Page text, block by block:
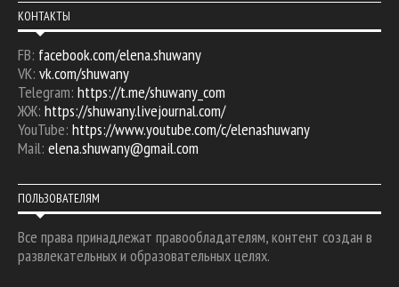
КОНТАКТЫ
FB: facebook.com/elena.shuwany
VK: vk.com/shuwany
Telegram: https://t.me/shuwany_com
ЖЖ: https://shuwany.livejournal.com/
YouTube: https://www.youtube.com/c/elenashuwany
Mail: elena.shuwany@gmail.com
ПОЛЬЗОВАТЕЛЯМ
Все права принадлежат правообладателям, контент создан в
развлекательных и образовательных целях.